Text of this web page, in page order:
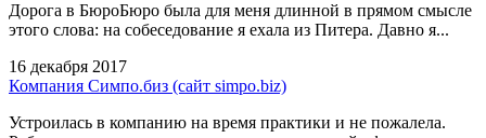
Дорога в БюроБюро была для меня длинной в прямом смысле
этого слова: на собеседование я ехала из Питера. Давно я...
16 декабря 2017
Компания Симпо.биз (сайт simpo.biz)
Устроилась в компанию на время практики и не пожалела.